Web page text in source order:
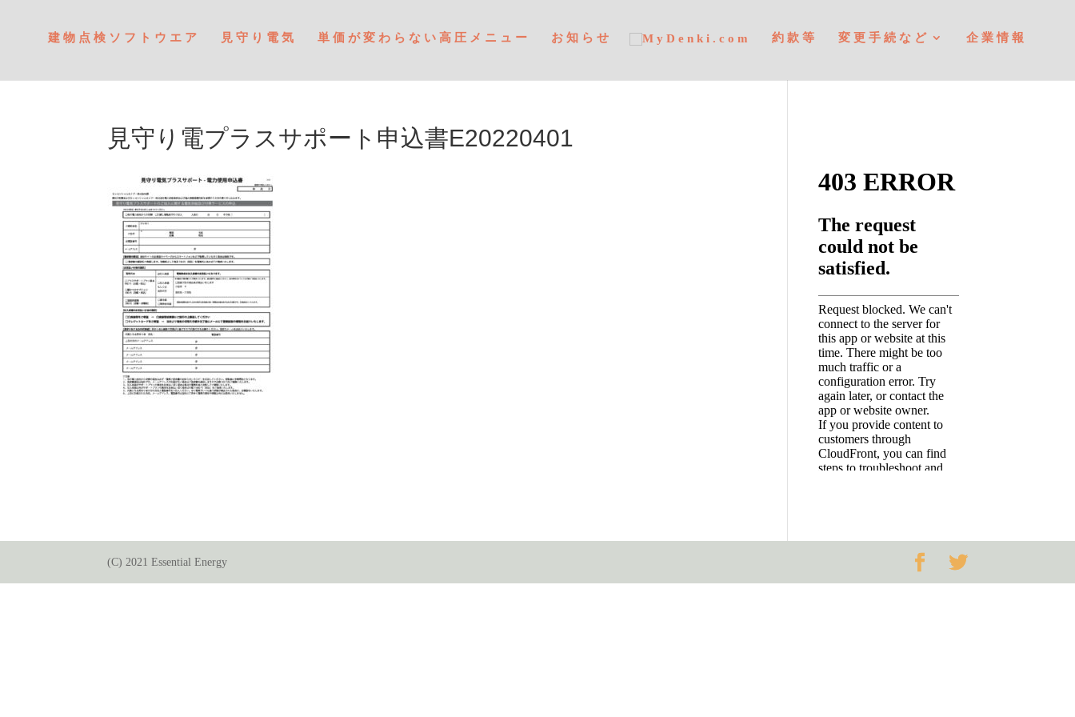
建物点検ソフトウエア 見守り電気 単価が変わらない高圧メニュー お知らせ 約款等 変更手続など 企業情報
見守り電プラスサポート申込書E20220401
(C) 2021 Essential Energy